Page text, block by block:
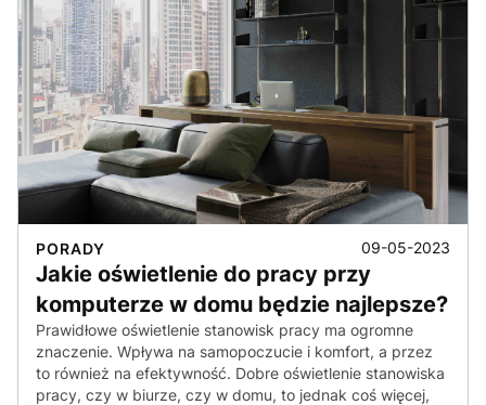
PORADY 09-05-2023
Jakie oświetlenie do pracy przy
komputerze w domu będzie najlepsze?
Prawidłowe oświetlenie stanowisk pracy ma ogromne
znaczenie. Wpływa na samopoczucie i komfort, a przez
to również na efektywność. Dobre oświetlenie stanowiska
pracy, czy w biurze, czy w domu, to jednak coś więcej,